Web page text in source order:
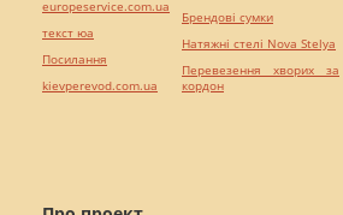
europeservice.com.ua
текст юа
Посилання
kievperevod.com.ua
Брендові сумки
Натяжні стелі Nova Stelya
Перевезення хворих за
кордон